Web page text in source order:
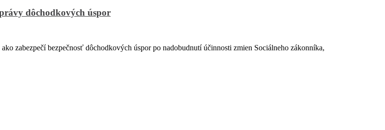
dôchodkových úspor
zabezpečí bezpečnosť dôchodkových úspor po nadobudnutí účinnosti zmien Sociálneho zákonníka,